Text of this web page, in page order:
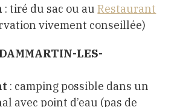
: tiré du sac ou auRestaurant
vivement conseillée)
LES-
: camping possible dans un
avec point d’eau (pas de